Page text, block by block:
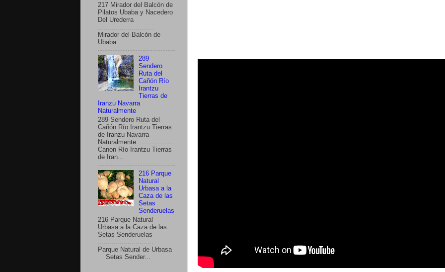
217 Mirador del Balcón de
Pilatos Ubaba y Nacedero
Del Urederra
Mirador del Balcón de
Ubaba ...
289
Sendero
Ruta del
Cañón Río
Irantzu
Tierras de
Iranzu Navarra
Naturalmente
289 Sendero Ruta del
Cañón Río Irantzu Tierras
de Iranzu Navarra
Naturalmente ..................
Canon Río Irantzu Tierras
de Iran...
216 Parque
Natural
Urbasa a la
Caza de las
Setas
Senderuelas
216 Parque Natural
Urbasa a la Caza de las
Setas Senderuelas
Parque Natural de Urbasa
Setas Sender...